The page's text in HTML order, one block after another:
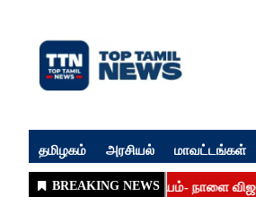
தமிழகம் அரசியல் மாவட்டங்கள்